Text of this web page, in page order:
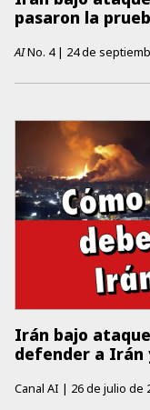
pasaron la
AINo. 4 | 24 de
Irán bajo
defender a Irán
Canal AI | 26 de julio de